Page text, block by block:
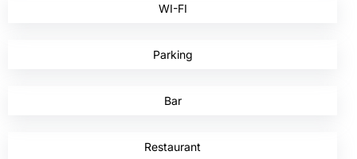
WI-FI
Parking
Bar
Restaurant